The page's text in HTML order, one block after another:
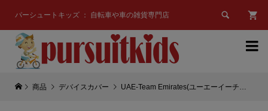
パーシュートキッズ ： 自転車や車の雑貨専門店 

商品 デバイスカバー UAE-Team Emirates(ユーエーイーチームエミレーツ)iPhoneカバー(Aデザイン)